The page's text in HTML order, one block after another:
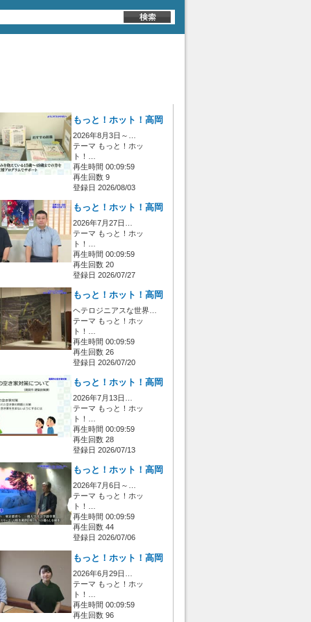
もっと！ホット！高岡
2026年8月3日～…
テーマ もっと！ホッ
ト！…
再生時間 00:09:59
再生回数 9
登録日 2026/08/03
もっと！ホット！高岡
2026年7月27日…
テーマ もっと！ホッ
ト！…
再生時間 00:09:59
再生回数 20
登録日 2026/07/27
もっと！ホット！高岡
ヘテロジニアスな世界…
テーマ もっと！ホッ
ト！…
再生時間 00:09:59
再生回数 26
登録日 2026/07/20
もっと！ホット！高岡
2026年7月13日…
テーマ もっと！ホッ
ト！…
再生時間 00:09:59
再生回数 28
登録日 2026/07/13
もっと！ホット！高岡
2026年7月6日～…
テーマ もっと！ホッ
ト！…
再生時間 00:09:59
再生回数 44
登録日 2026/07/06
もっと！ホット！高岡
2026年6月29日…
テーマ もっと！ホッ
ト！…
再生時間 00:09:59
再生回数 96